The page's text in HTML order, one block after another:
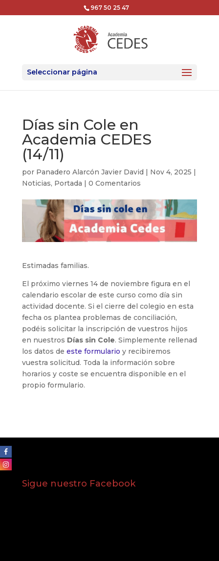
967 50 25 47
Seleccionar página
Días sin Cole en
Academia CEDES
(14/11)
por Panadero Alarcón Javier David | Nov 4, 2025 |
Noticias, Portada | 0 Comentarios
Estimadas familias.
El próximo viernes 14 de noviembre figura en el
calendario escolar de este curso como día sin
actividad docente. Si el cierre del colegio en esta
fecha os plantea problemas de conciliación,
podéis solicitar la inscripción de vuestros hijos
en nuestros Días sin Cole. Simplemente rellenad
los datos de este formulario y recibiremos
vuestra solicitud. Toda la información sobre
horarios y coste se encuentra disponible en el
propio formulario.
Sigue nuestro Facebook